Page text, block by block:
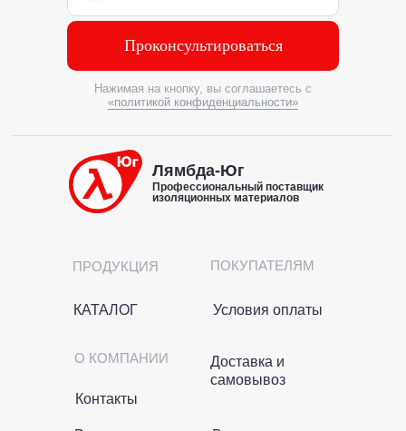
Проконсультироваться
Нажимая на кнопку, вы соглашаетесь с
«политикой конфиденциальности»
Условия оплаты
ПРОДУКЦИЯ ПОКУПАТЕЛЯМ
О КОМПАНИИ
Лямбда-Юг
Профессиональный поставщик
изоляционных материалов
Доставка и
самовывоз
Контакты
КАТАЛОГ